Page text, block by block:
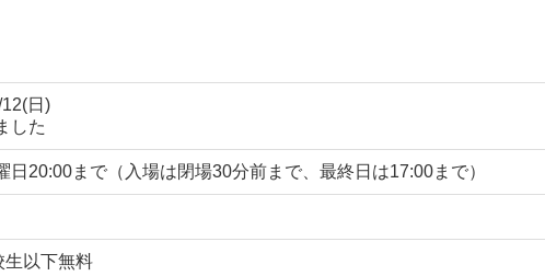
日)
した
日20:00まで（入場は閉場30分前まで、最終日は17:00まで）
生以下無料